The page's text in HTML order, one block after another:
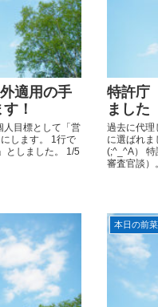
適用の手
！
人目標として「営
します。 1行で
としました。 1/5
特許庁
ました
過去に代理
に選ばれま
(;^_^A）
審査官談）
本日の前